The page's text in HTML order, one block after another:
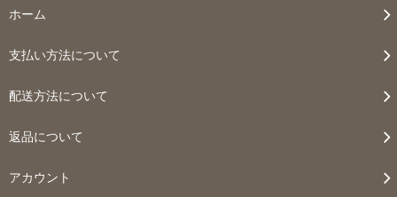
ホーム
支払い方法について
配送方法について
返品について
アカウント